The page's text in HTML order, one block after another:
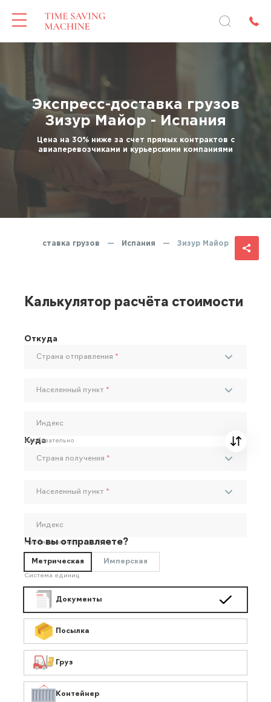
Экспресс-доставка грузов
Зизур Майор - Испания
Цена на 30% ниже за счет прямых контрактов с
авиаперевозчиками и курьерскими компаниями
доставка грузов — Испания — Зизур Майор
Калькулятор расчёта стоимости
Откуда
Страна отправления *
Населенный пункт *
Индекс
Необязательно
Куда
Страна получения *
Населенный пункт *
Индекс
Необязательно
Что вы отправляете?
Метрическая Имперская
Система единиц
Документы
Посылка
Груз
Контейнер